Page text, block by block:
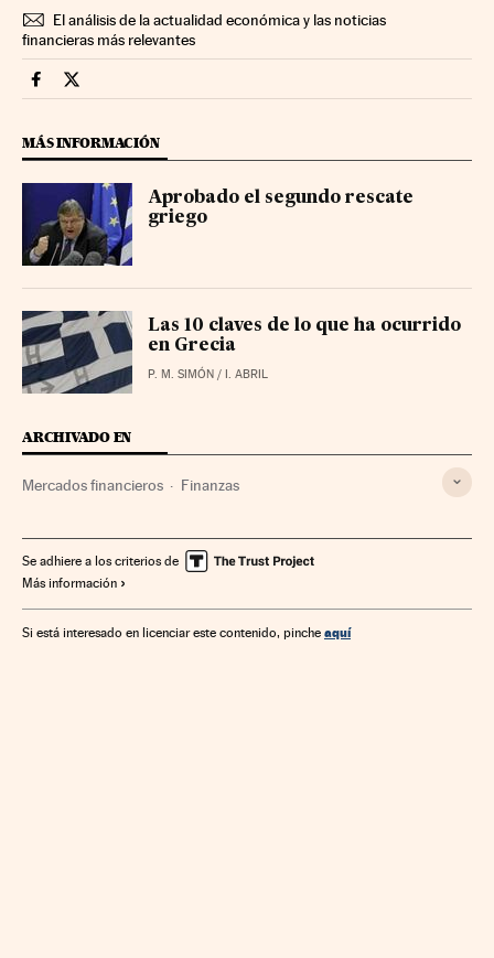
El análisis de la actualidad económica y las noticias
financieras más relevantes
Mercados Financieros Cinco Días en Facebook
Mercados Financieros Cinco Días en Twitter
MÁS INFORMACIÓN
Aprobado el segundo rescate
griego
Las 10 claves de lo que ha ocurrido
en Grecia
P. M. SIMÓN / I. ABRIL
ARCHIVADO EN
Mercados financieros Finanzas
Se adhiere a los criterios de
Más información
Si está interesado en licenciar este contenido, pinche aquí